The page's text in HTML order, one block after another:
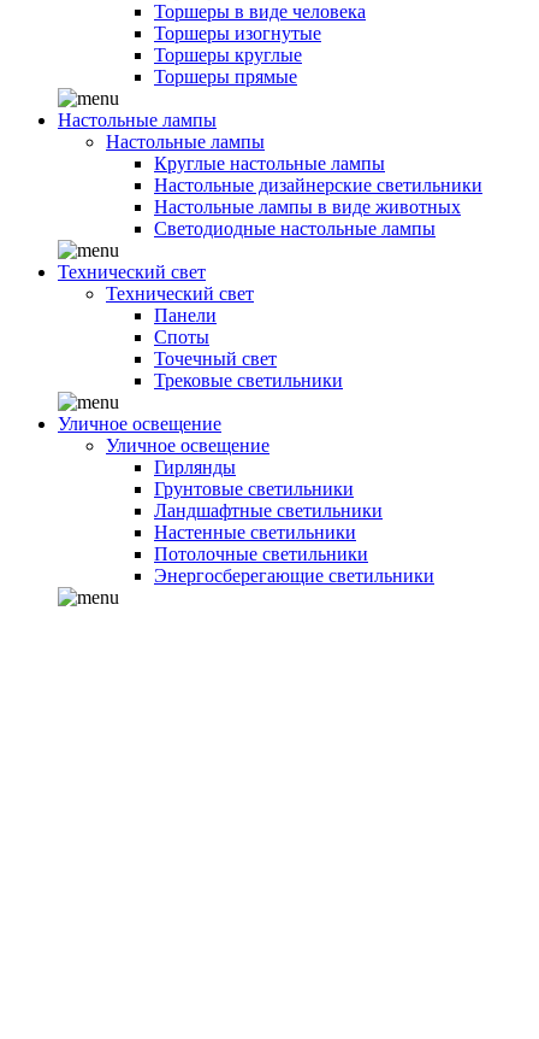
Торшеры в виде человека
Торшеры изогнутые
Торшеры круглые
Торшеры прямые
Настольные лампы
Настольные лампы
Круглые настольные лампы
Настольные дизайнерские светильники
Настольные лампы в виде животных
Светодиодные настольные лампы
Технический свет
Технический свет
Панели
Споты
Точечный свет
Трековые светильники
Уличное освещение
Уличное освещение
Гирлянды
Грунтовые светильники
Ландшафтные светильники
Настенные светильники
Потолочные светильники
Энергосберегающие светильники